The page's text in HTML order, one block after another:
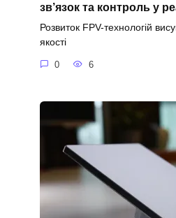
зв’язок та контроль у
Розвиток FPV-технологій
якості
0 6